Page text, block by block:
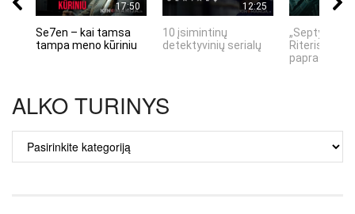
17:50
Se7en – kai tamsa
tampa meno kūriniu
12:25
10 įsimintinų
detektyvinių serialų
„Septynių
Riteris" – kai
ALKO TURINYS
TURINYS